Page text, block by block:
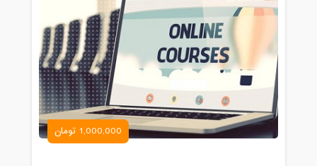
1,000,000 تومان